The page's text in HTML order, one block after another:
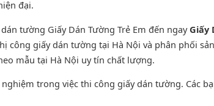
đại.
tường Giấy Dán Tường Trẻ Em đến ngayGiấy
công giấy dán tường tại Hà Nội và phân phối
mẫu tại Hà Nội uy tín chất lượng.
trong việc thi công giấy dán tường. Các